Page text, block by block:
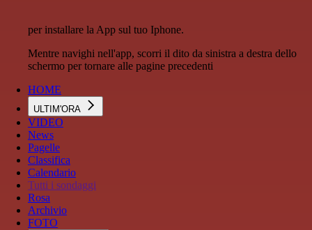
per installare la App sul tuo Iphone.
Mentre navighi nell'app, scorri il dito da sinistra a destra dello
schermo per tornare alle pagine precedenti
HOME
ULTIM'ORA
VIDEO
News
Pagelle
Classifica
Calendario
Tutti i sondaggi
Rosa
Archivio
FOTO